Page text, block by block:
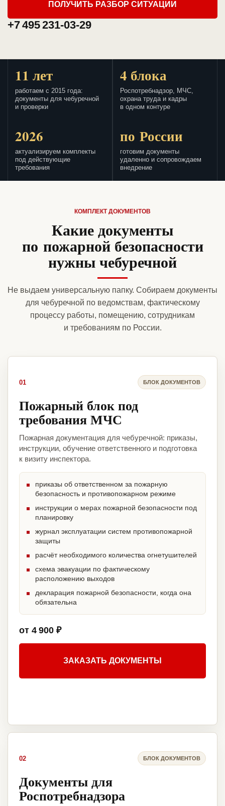
ПОЛУЧИТЬ РАЗБОР СИТУАЦИИ
+7 495 231-03-29
11 лет
работаем с 2015 года:
документы для чебуречной
и проверки
4 блока
Роспотребнадзор, МЧС,
охрана труда и кадры
в одном контуре
2026
актуализируем комплекты
под действующие
требования
по России
готовим документы
удаленно и сопровождаем
внедрение
КОМПЛЕКТ ДОКУМЕНТОВ
Какие документы
по пожарной безопасности
нужны чебуречной
Не выдаем универсальную папку. Собираем документы
для чебуречной по ведомствам, фактическому
процессу работы, помещению, сотрудникам
и требованиям по России.
01 БЛОК ДОКУМЕНТОВ
Пожарный блок под
требования МЧС
Пожарная документация для чебуречной: приказы,
инструкции, обучение ответственного и подготовка
к визиту инспектора.
приказы об ответственном за пожарную
безопасность и противопожарном режиме
инструкции о мерах пожарной безопасности под
планировку
журнал эксплуатации систем противопожарной
защиты
расчёт необходимого количества огнетушителей
схема эвакуации по фактическому
расположению выходов
декларация пожарной безопасности, когда она
обязательна
от 4 900 ₽
ЗАКАЗАТЬ ДОКУМЕНТЫ
02 БЛОК ДОКУМЕНТОВ
Документы для
Роспотребнадзора